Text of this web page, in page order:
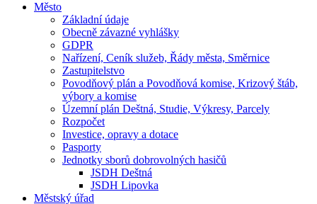
Město
Základní údaje
Obecně závazné vyhlášky
GDPR
Nařízení, Ceník služeb, Řády města, Směrnice
Zastupitelstvo
Povodňový plán a Povodňová komise, Krizový štáb,
výbory a komise
Územní plán Deštná, Studie, Výkresy, Parcely
Rozpočet
Investice, opravy a dotace
Pasporty
Jednotky sborů dobrovolných hasičů
JSDH Deštná
JSDH Lipovka
Městský úřad